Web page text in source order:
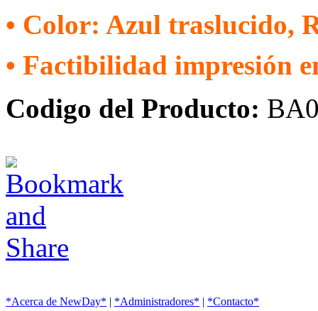
• Color: Azul traslucido,
• Factibilidad impresión
Codigo del Producto:
*Acerca de NewDay* | *Administradores* | *Contacto*